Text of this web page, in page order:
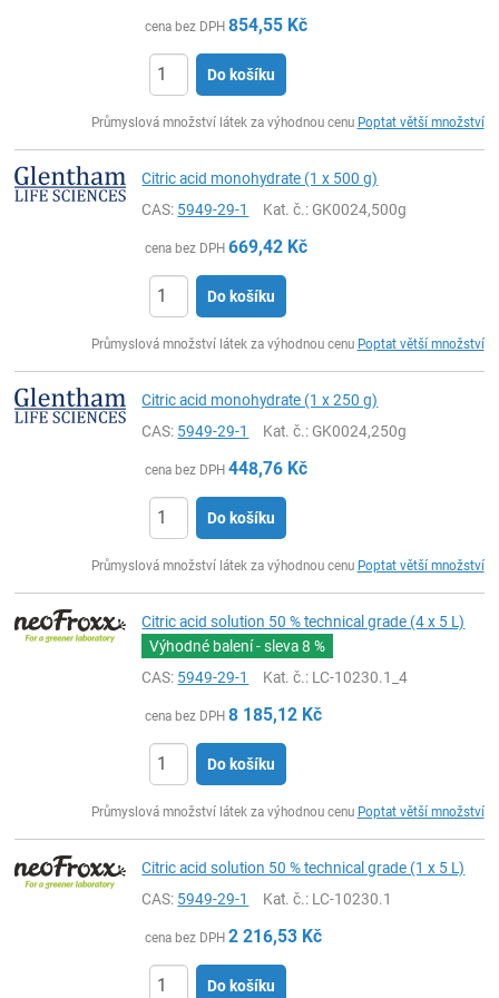
cena bez DPH 854,55 Kč
Do košíku
Průmyslová množství látek za výhodnou cenu Poptat větší množství
Citric acid monohydrate (1 x 500 g)
CAS: 5949-29-1 Kat. č.: GK0024,500g
cena bez DPH 669,42 Kč
Do košíku
Průmyslová množství látek za výhodnou cenu Poptat větší množství
Citric acid monohydrate (1 x 250 g)
CAS: 5949-29-1 Kat. č.: GK0024,250g
cena bez DPH 448,76 Kč
Do košíku
Průmyslová množství látek za výhodnou cenu Poptat větší množství
Citric acid solution 50 % technical grade (4 x 5 L)
Výhodné balení - sleva8 %
CAS: 5949-29-1 Kat. č.: LC-10230.1_4
cena bez DPH 8 185,12 Kč
Do košíku
Průmyslová množství látek za výhodnou cenu Poptat větší množství
Citric acid solution 50 % technical grade (1 x 5 L)
CAS: 5949-29-1 Kat. č.: LC-10230.1
cena bez DPH 2 216,53 Kč
Do košíku